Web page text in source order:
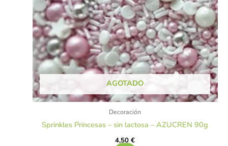
AGOTADO
Decoración
Sprinkles Princesas – sin lactosa – AZUCREN 90g
4,50€